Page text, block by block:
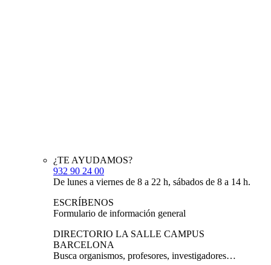
¿TE AYUDAMOS?
932 90 24 00
De lunes a viernes de 8 a 22 h, sábados de 8 a 14 h.
ESCRÍBENOS
Formulario de información general
DIRECTORIO LA SALLE CAMPUS
BARCELONA
Busca organismos, profesores, investigadores…